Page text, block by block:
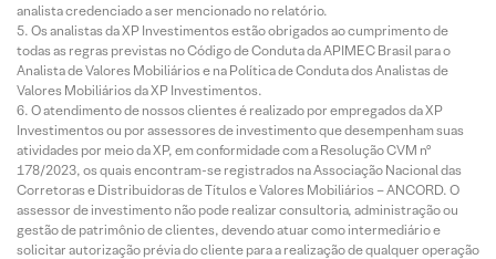
analista credenciado a ser mencionado no relatório.
Os analistas da XP Investimentos estão obrigados ao cumprimento de
todas as regras previstas no Código de Conduta da APIMEC Brasil para o
Analista de Valores Mobiliários e na Política de Conduta dos Analistas de
Valores Mobiliários da XP Investimentos.
O atendimento de nossos clientes é realizado por empregados da XP
Investimentos ou por assessores de investimento que desempenham suas
atividades por meio da XP, em conformidade com a Resolução CVM nº
178/2023, os quais encontram-se registrados na Associação Nacional das
Corretoras e Distribuidoras de Títulos e Valores Mobiliários – ANCORD. O
assessor de investimento não pode realizar consultoria, administração ou
gestão de patrimônio de clientes, devendo atuar como intermediário e
solicitar autorização prévia do cliente para a realização de qualquer operação